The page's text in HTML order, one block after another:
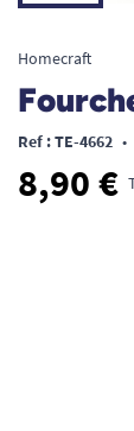
Homecraft
Ref : TE-4662 •
8,90 €